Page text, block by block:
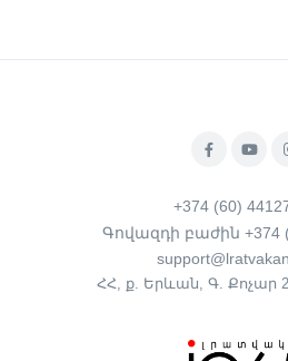
+374 (60)
Գովազդի բաժին +374
ՀՀ, ք. Երևան, Գ. Քոչար